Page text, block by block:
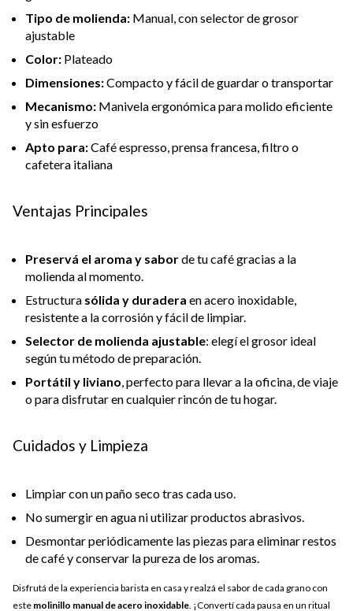
Tipo de molienda: Manual, con selector de grosor
ajustable
Color: Plateado
Dimensiones:Compacto y fácil de guardar o transportar
Mecanismo: Manivela ergonómica para molido eficiente
y sin esfuerzo
Apto para:Café espresso, prensa francesa, filtro o
cafetera italiana
Ventajas Principales
Preservá el aroma y saborde tu café gracias a la
molienda al momento.
Estructura sólida y duradera en acero inoxidable,
resistente a la corrosión y fácil de limpiar.
Selector de molienda ajustable: elegí el grosor ideal
según tu método de preparación.
Portátil y liviano, perfecto para llevar a la oficina, de viaje
o para disfrutar en cualquier rincón de tu hogar.
Cuidados y Limpieza
Limpiar con un paño seco tras cada uso.
No sumergir en agua ni utilizar productos abrasivos.
Desmontar periódicamente las piezas para eliminar restos
de café y conservar la pureza de los aromas.
Disfrutá de la experiencia barista en casa y realzá el sabor de cada grano con
este molinillo manual de acero inoxidable. ¡Convertí cada pausa en un ritual